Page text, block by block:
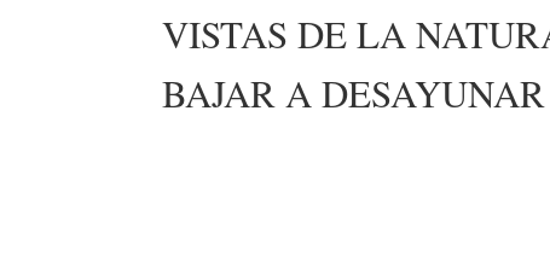
VISTAS DE LA
BAJAR A DESAYUNAR